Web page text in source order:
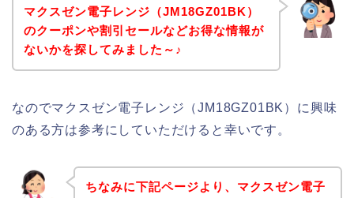
マクスゼン電子レンジ（JM18GZ01BK）
のクーポンや割引セールなどお得な情報が
ないかを探してみました～♪
なのでマクスゼン電子レンジ（JM18GZ01BK）に興味
のある方は参考にしていただけると幸いです。
ちなみに下記ページより、マクスゼン電子